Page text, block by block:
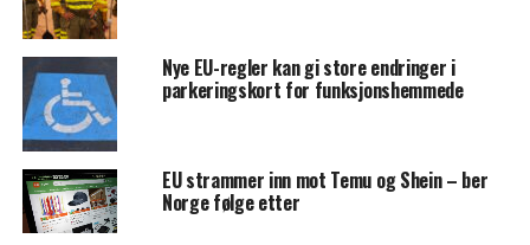
Nye EU-regler kan gi store endringer i
parkeringskort for funksjonshemmede
EU strammer inn mot Temu og Shein – ber
Norge følge etter